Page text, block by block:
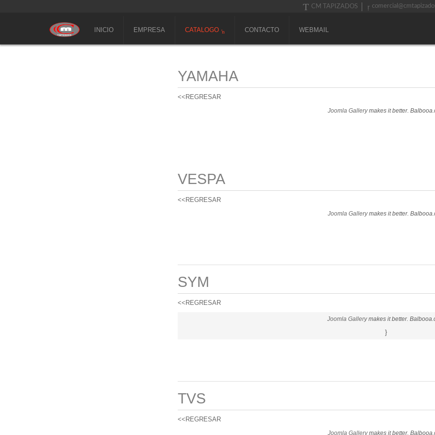
CM TAPIZADOS
INICIO EMPRESA CATALOGO CONTACTO WEBMAIL
YAMAHA
<<REGRESAR
Joomla Gallerymakes it better.
VESPA
<<REGRESAR
Joomla Gallerymakes it better.
SYM
<<REGRESAR
Joomla Gallerymakes it better.
}
TVS
<<REGRESAR
Joomla Gallerymakes it better.